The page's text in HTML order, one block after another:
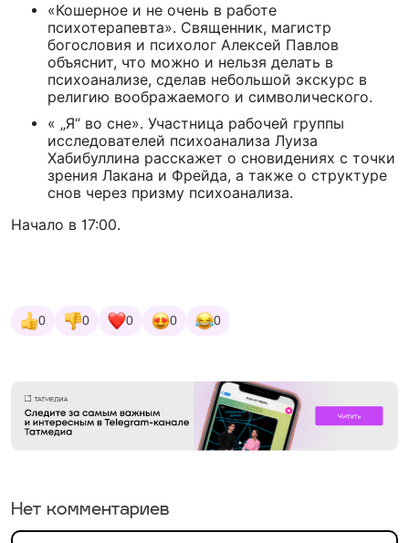
«Кошерное и не очень в работе
психотерапевта». Священник, магистр
богословия и психолог Алексей Павлов
объяснит, что можно и нельзя делать в
психоанализе, сделав небольшой экскурс в
религию воображаемого и символического.
« „Я“ во сне». Участница рабочей группы
исследователей психоанализа Луиза
Хабибуллина расскажет о сновидениях с точки
зрения Лакана и Фрейда, а также о структуре
снов через призму психоанализа.
Начало в 17:00.
0 0 0 0 0
Нет комментариев